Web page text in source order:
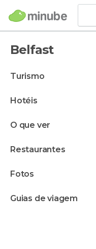
Belfast
turismo
hotéis
o que ver
restaurantes
fotos
guias de viagem